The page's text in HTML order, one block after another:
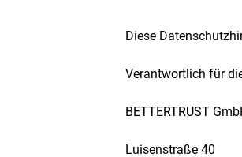
Diese
Verantwortlich für
BETTERTRUST
Luisenstraße 40